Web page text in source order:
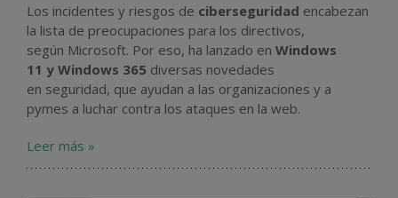
Los incidentes y riesgos de ciberseguridad encabezan
la lista de preocupaciones para los directivos,
según Microsoft. Por eso, ha lanzado en Windows
11 y Windows 365 diversas novedades
en seguridad, que ayudan a las organizaciones y a
pymes a luchar contra los ataques en la web.
Leer más »